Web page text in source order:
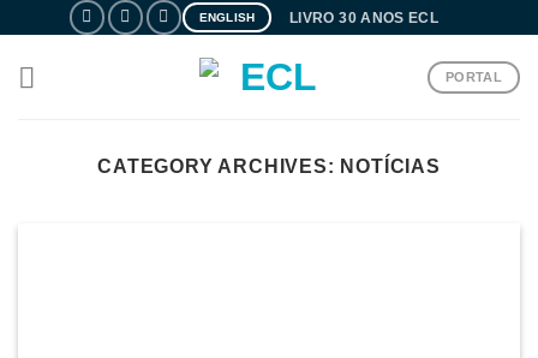
content
ENGLISH LIVRO 30 ANOS ECL
PORTAL
CATEGORY ARCHIVES: NOTÍCIAS